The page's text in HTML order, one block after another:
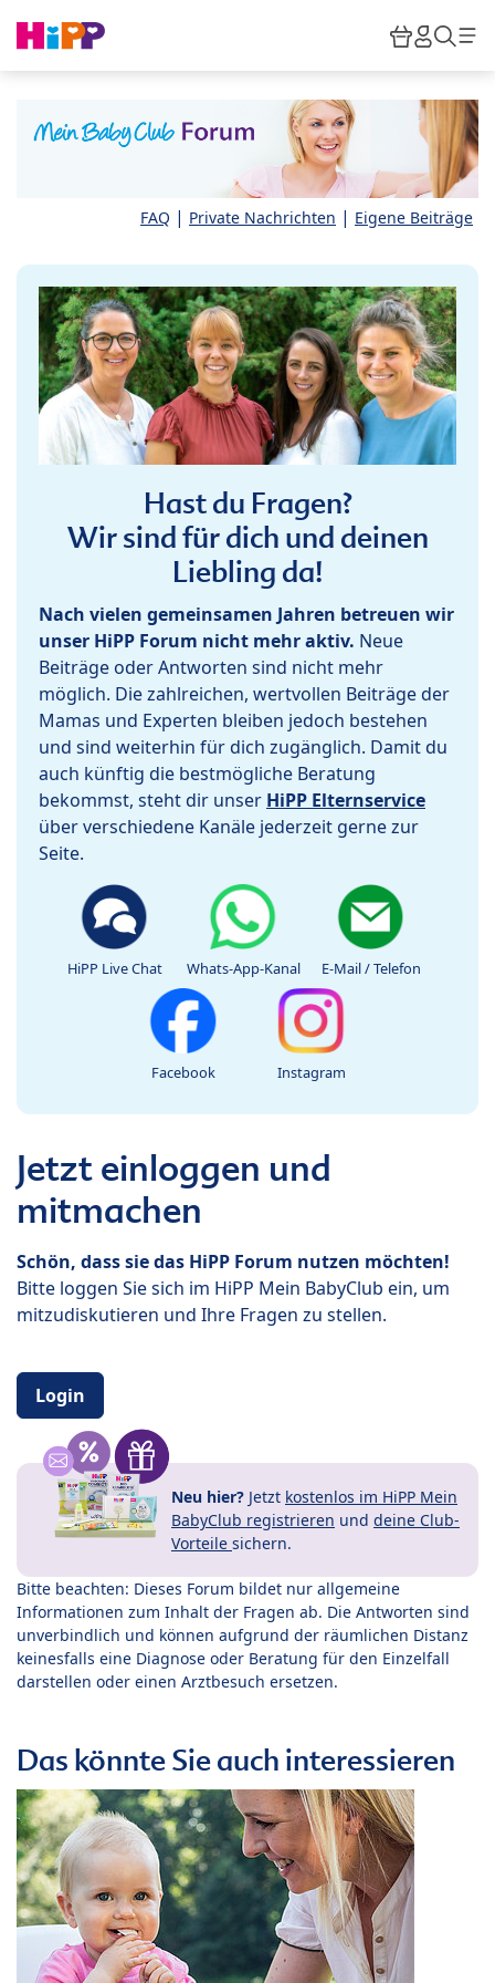
HiPP
FAQ | Private Nachrichten | Eigene Beiträge
Hast du Fragen?
Wir sind für dich und deinen
Liebling da!
Nach vielen gemeinsamen Jahren betreuen wir
unser HiPP Forum nicht mehr aktiv. Neue
Beiträge oder Antworten sind nicht mehr
möglich. Die zahlreichen, wertvollen Beiträge der
Mamas und Experten bleiben jedoch bestehen
und sind weiterhin für dich zugänglich. Damit du
auch künftig die bestmögliche Beratung
bekommst, steht dir unser HiPP Elternservice
über verschiedene Kanäle jederzeit gerne zur
Seite.
HiPP Live Chat Whats-App-Kanal E-Mail / Telefon
Facebook Instagram
Jetzt einloggen und
mitmachen
Schön, dass sie das HiPP Forum nutzen möchten!
Bitte loggen Sie sich im HiPP Mein BabyClub ein, um
mitzudiskutieren und Ihre Fragen zu stellen.
Login
Neu hier? Jetzt kostenlos im HiPP Mein
BabyClub registrieren und deine Club-
Vorteile sichern.
Bitte beachten: Dieses Forum bildet nur allgemeine
Informationen zum Inhalt der Fragen ab. Die Antworten sind
unverbindlich und können aufgrund der räumlichen Distanz
keinesfalls eine Diagnose oder Beratung für den Einzelfall
darstellen oder einen Arztbesuch ersetzen.
Das könnte Sie auch interessieren